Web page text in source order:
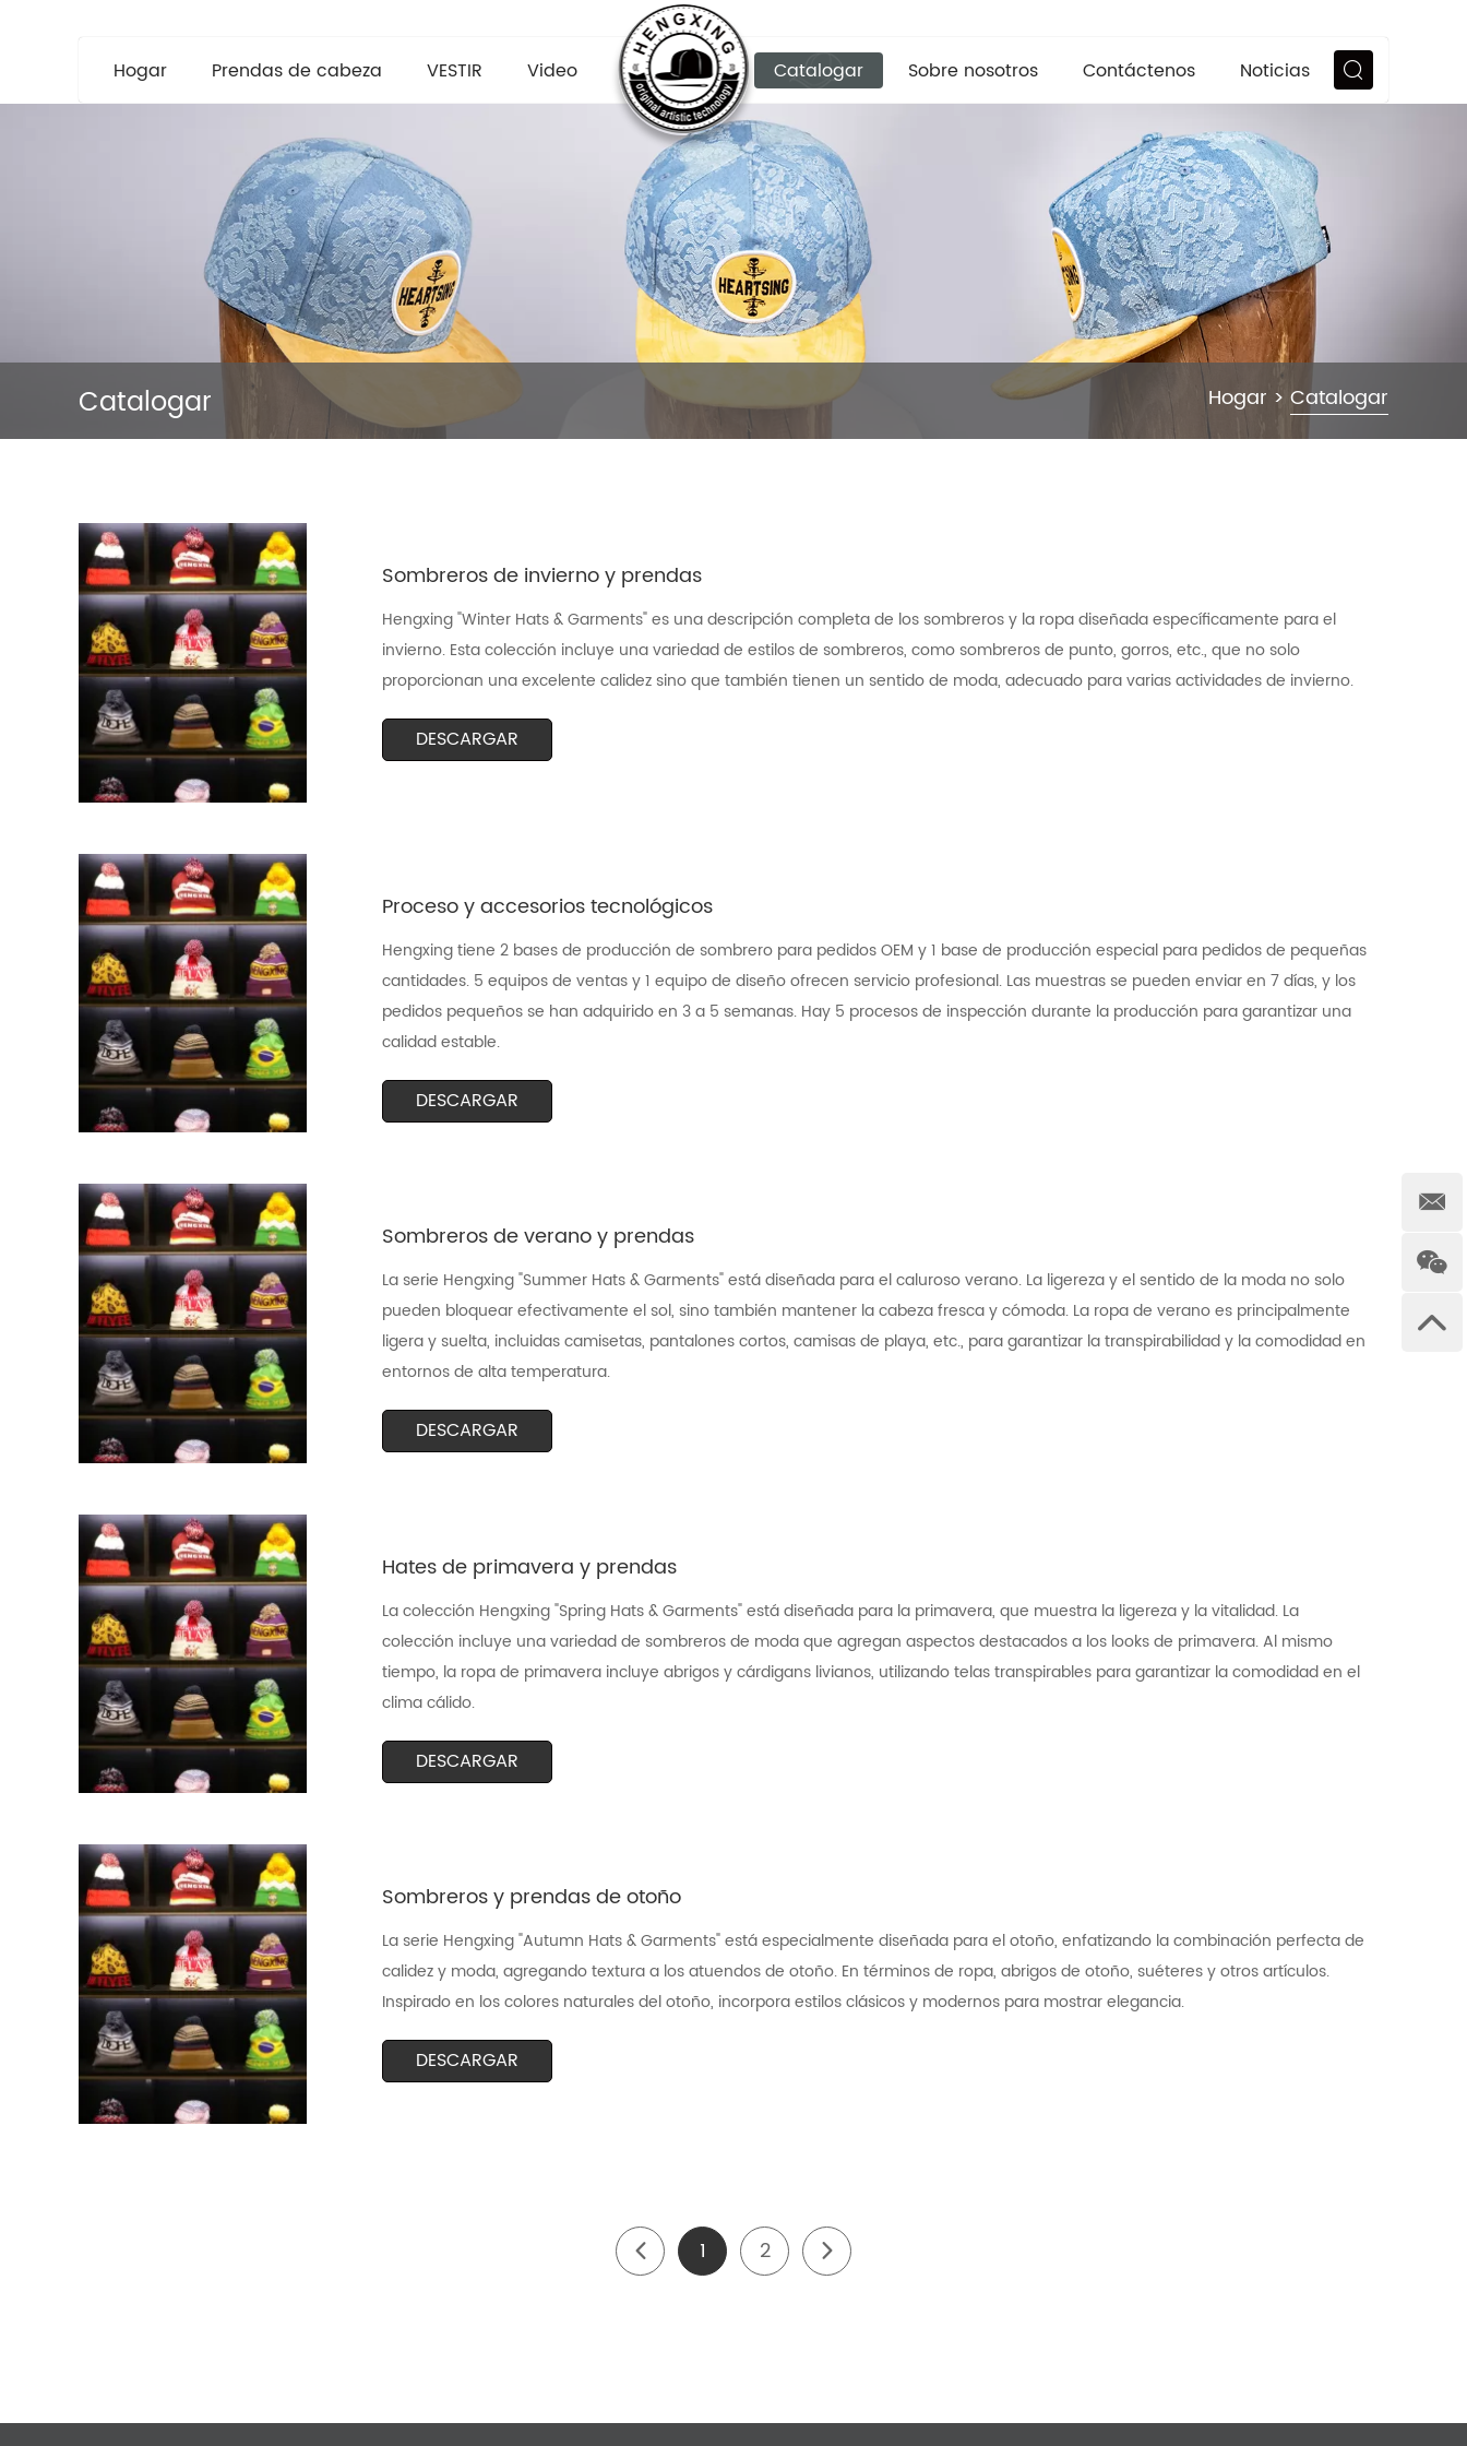
Hogar Prendas de cabeza VESTIR Video Catalogar Sobre nosotros Contáctenos Noticias
Catalogar Hogar > Catalogar
Sombreros de invierno y prendas
Hengxing "Winter Hats & Garments" es una descripción completa de los sombreros y la ropa diseñada específicamente para el
invierno. Esta colección incluye una variedad de estilos de sombreros, como sombreros de punto, gorros, etc., que no solo
proporcionan una excelente calidez sino que también tienen un sentido de moda, adecuado para varias actividades de invierno.
DESCARGAR
Proceso y accesorios tecnológicos
Hengxing tiene 2 bases de producción de sombrero para pedidos OEM y 1 base de producción especial para pedidos de pequeñas
cantidades. 5 equipos de ventas y 1 equipo de diseño ofrecen servicio profesional. Las muestras se pueden enviar en 7 días, y los
pedidos pequeños se han adquirido en 3 a 5 semanas. Hay 5 procesos de inspección durante la producción para garantizar una
calidad estable.
DESCARGAR
Sombreros de verano y prendas
La serie Hengxing "Summer Hats & Garments" está diseñada para el caluroso verano. La ligereza y el sentido de la moda no solo
pueden bloquear efectivamente el sol, sino también mantener la cabeza fresca y cómoda. La ropa de verano es principalmente
ligera y suelta, incluidas camisetas, pantalones cortos, camisas de playa, etc., para garantizar la transpirabilidad y la comodidad en
entornos de alta temperatura.
DESCARGAR
Hates de primavera y prendas
La colección Hengxing "Spring Hats & Garments" está diseñada para la primavera, que muestra la ligereza y la vitalidad. La
colección incluye una variedad de sombreros de moda que agregan aspectos destacados a los looks de primavera. Al mismo
tiempo, la ropa de primavera incluye abrigos y cárdigans livianos, utilizando telas transpirables para garantizar la comodidad en el
clima cálido.
DESCARGAR
Sombreros y prendas de otoño
La serie Hengxing "Autumn Hats & Garments" está especialmente diseñada para el otoño, enfatizando la combinación perfecta de
calidez y moda, agregando textura a los atuendos de otoño. En términos de ropa, abrigos de otoño, suéteres y otros artículos.
Inspirado en los colores naturales del otoño, incorpora estilos clásicos y modernos para mostrar elegancia.
DESCARGAR
1 2